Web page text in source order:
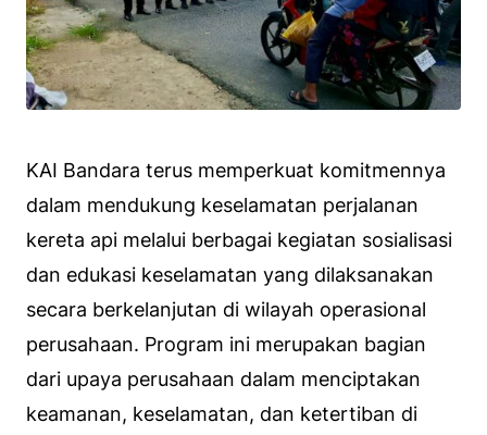
KAI Bandara terus memperkuat komitmennya
dalam mendukung keselamatan perjalanan
kereta api melalui berbagai kegiatan sosialisasi
dan edukasi keselamatan yang dilaksanakan
secara berkelanjutan di wilayah operasional
perusahaan. Program ini merupakan bagian
dari upaya perusahaan dalam menciptakan
keamanan, keselamatan, dan ketertiban di